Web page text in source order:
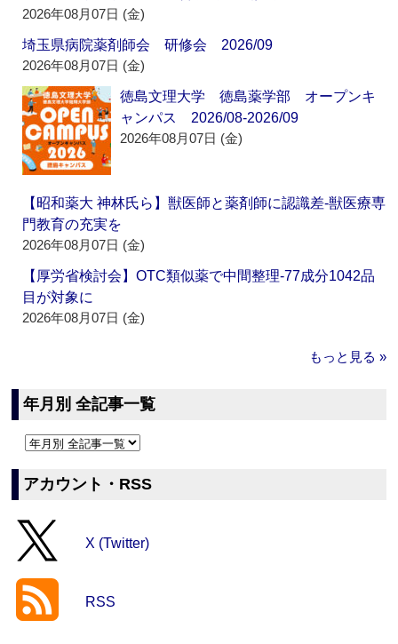
2026年08月07日 (金)
埼玉県病院薬剤師会 研修会 2026/09
2026年08月07日 (金)
徳島文理大学 徳島薬学部 オープンキ
ャンパス 2026/08-2026/09
2026年08月07日 (金)
【昭和薬大 神林氏ら】獣医師と薬剤師に認識差‐獣医療専
門教育の充実を
2026年08月07日 (金)
【厚労省検討会】OTC類似薬で中間整理‐77成分1042品
目が対象に
2026年08月07日 (金)
もっと見る »
年月別 全記事一覧
アカウント・RSS
X (Twitter)
RSS